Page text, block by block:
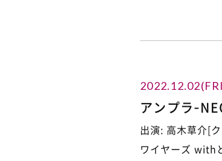
アンプラ-
出演: 高木草介[
ワイヤーズ with